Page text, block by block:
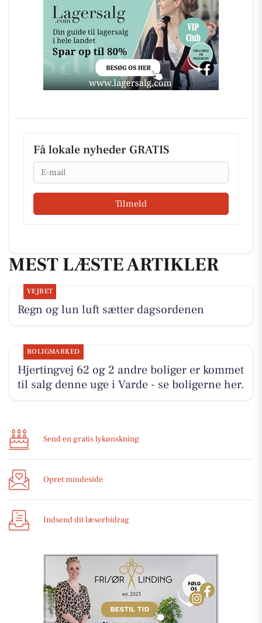
Få lokale nyheder GRATIS
Email
Tilmeld
MEST LÆSTE ARTIKLER
VEJRET
Regn og lun luft sætter dagsordenen
BOLIGMARKED
Hjertingvej 62 og 2 andre boliger er kommet
til salg denne uge i Varde - se boligerne her.
Send en gratis lykønskning
Opret mindeside
Indsend dit læserbidrag